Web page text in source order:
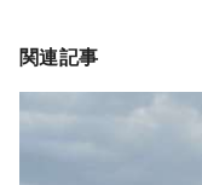
関連記事